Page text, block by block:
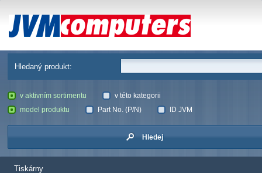
JVM Computers
Hledaný produkt:
v aktivním sortimentu
v této kategorii
model produktu
Part No. (P/N) ID JVM
Hledej
Tiskárny